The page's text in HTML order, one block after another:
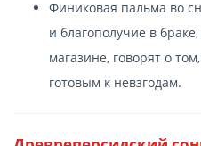
Финиковая пальма во
и благополучие в
магазине, говорят о
готовым к невзгодам.